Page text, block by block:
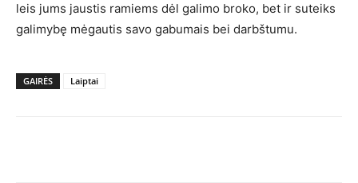
leis jums jaustis ramiems dėl galimo broko, bet ir suteiks
galimybę mėgautis savo gabumais bei darbštumu.
GAIRĖS Laiptai